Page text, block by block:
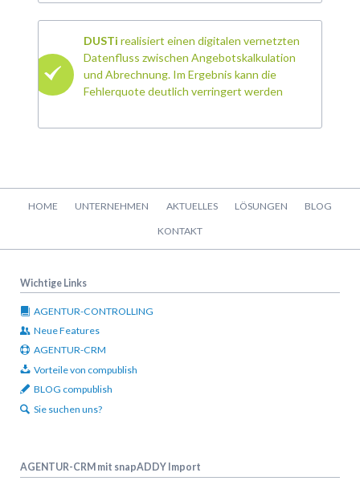
DUSTi realisiert einen digitalen vernetzten
Datenfluss zwischen Angebotskalkulation
und Abrechnung. Im Ergebnis kann die
Fehlerquote deutlich verringert werden
HOME UNTERNEHMEN AKTUELLES LÖSUNGEN BLOG
KONTAKT
Wichtige Links
AGENTUR-CONTROLLING
Neue Features
AGENTUR-CRM
Vorteile von compublish
BLOG compublish
Sie suchen uns?
AGENTUR-CRM mit snapADDY Import